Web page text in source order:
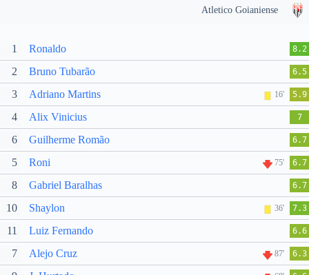
Atletico Goianiense
1 Ronaldo 8.2
2 Bruno Tubarão 6.5
3 Adriano Martins 16' 5.9
4 Alix Vinicius 7
6 Guilherme Romão 6.7
5 Roni 75' 6.7
8 Gabriel Baralhas 6.7
10 Shaylon 36' 7.3
11 Luiz Fernando 6.6
7 Alejo Cruz 87' 6.3